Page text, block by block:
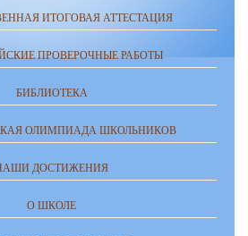
ИТОГОВАЯ АТТЕСТАЦИЯ
ПРОВЕРОЧНЫЕ РАБОТЫ
БИБЛИОТЕКА
ОЛИМПИАДА ШКОЛЬНИКОВ
ДОСТИЖЕНИЯ
О ШКОЛЕ